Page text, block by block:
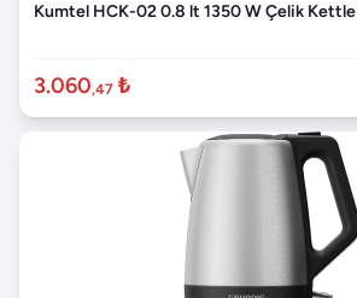
Kumtel HCK-02 0.8 lt 1350 W Çelik Kettle
3.060,47 ₺